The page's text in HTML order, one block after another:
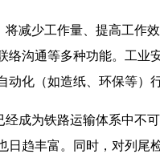
减少工作量、提高工作
沟通等多种功能。工
化（如造纸、环保等）行
成为铁路运输体系中不
趋丰富。同时，对列